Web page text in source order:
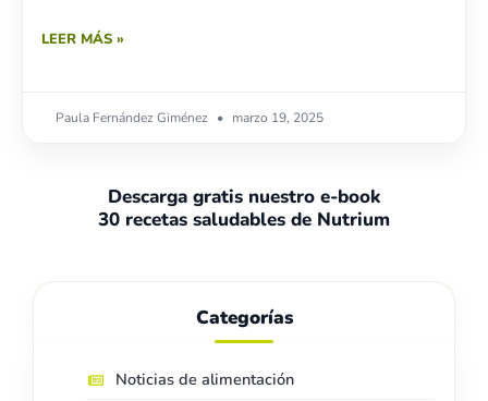
LEER MÁS »
Paula Fernández Giménez marzo 19, 2025
Descarga gratis nuestro e-book
30 recetas saludables de Nutrium
Categorías
Noticias de alimentación